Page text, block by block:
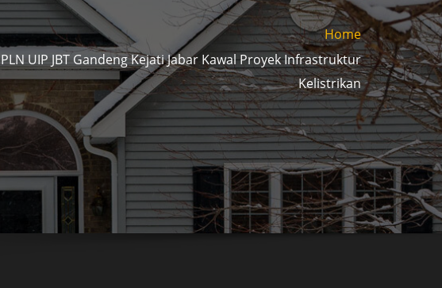
Home
PLN UIP JBT Gandeng Kejati Jabar Kawal Proyek Infrastruktur
Kelistrikan